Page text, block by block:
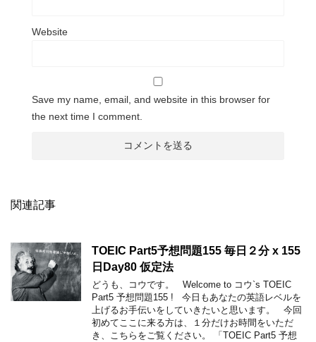
Website
Save my name, email, and website in this browser for
the next time I comment.
関連記事
TOEIC Part5予想問題155 毎日２分 x 155
日Day80 仮定法
どうも、コウです。 Welcome to コウ`s TOEIC
Part5 予想問題155 ! 今日もあなたの英語レベルを
上げるお手伝いをしていきたいと思います。 今回
初めてここに来る方は、１分だけお時間をいただ
き、こちらをご覧ください。 「TOEIC Part5 予想